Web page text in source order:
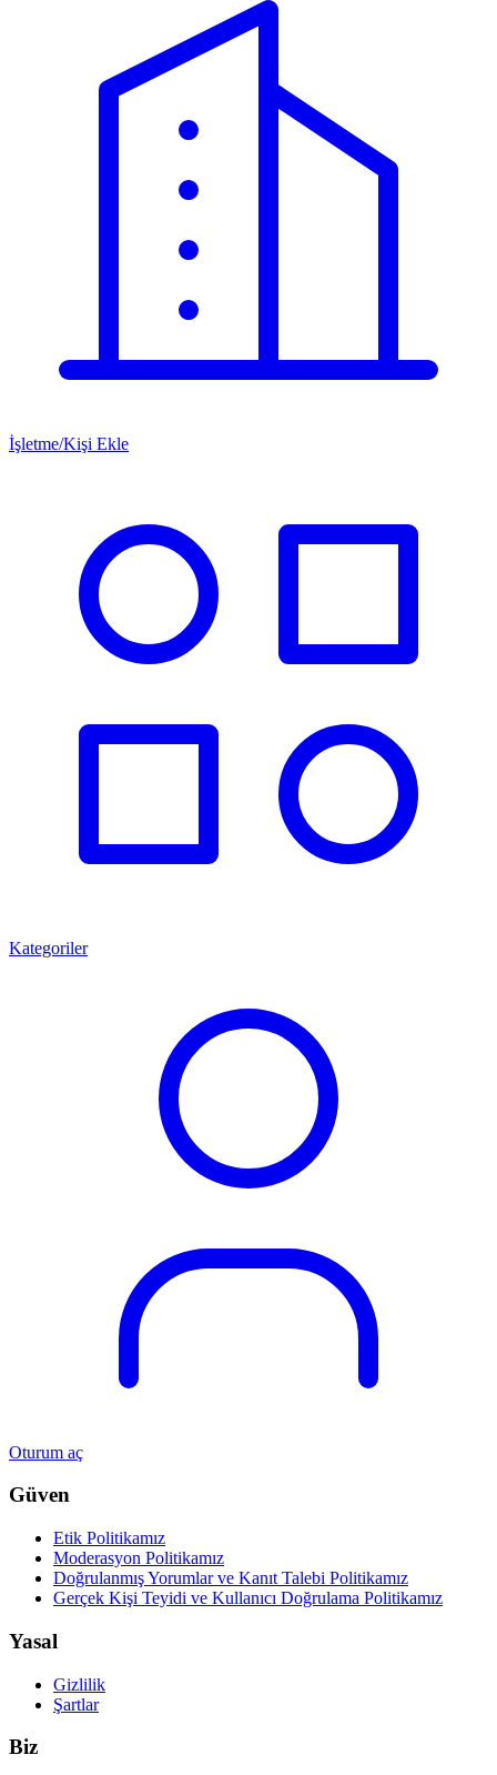
İşletme/Kişi Ekle
Kategoriler
Oturum aç
Güven
Etik Politikamız
Moderasyon Politikamız
Doğrulanmış Yorumlar ve Kanıt Talebi Politikamız
Gerçek Kişi Teyidi ve Kullanıcı Doğrulama Politikamız
Yasal
Gizlilik
Şartlar
Biz